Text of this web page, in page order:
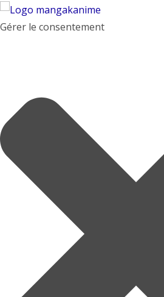
Gérer le consentement